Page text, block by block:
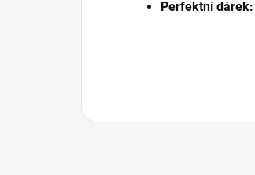
Perfektní dárek: